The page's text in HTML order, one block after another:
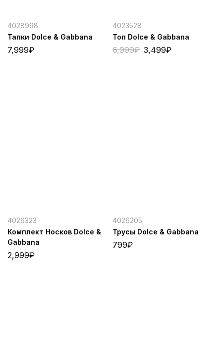
4028998
Тапки Dolce & Gabbana
7,999₽
4023528
Топ Dolce & Gabbana
6,999₽ 3,499₽
4026323
Комплект Носков Dolce &
Gabbana
2,999₽
4026205
Трусы Dolce & Gabbana
799₽